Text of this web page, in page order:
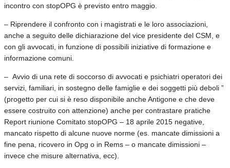
incontro con stopOPG è previsto entro maggio.
– Riprendere il confronto con i magistrati e le loro associazioni,
anche a seguito delle dichiarazione del vice presidente del CSM, e
con gli avvocati, in funzione di possibili iniziative di formazione e
informazione comuni.
– Avvio di una rete di soccorso di avvocati e psichiatri operatori dei
servizi, familiari, in sostegno delle famiglie e dei soggetti più deboli ”
(progetto per cui si è reso disponibile anche Antigone e che deve
essere costruito con attenzione) anche per contrastare pratiche
Report riunione Comitato stopOPG – 18 aprile 2015 negative,
mancato rispetto di alcune nuove norme (es. mancate dimissioni a
fine pena, ricovero in Opg o in Rems – o mancate dimissioni –
invece che misure alternativa, ecc).